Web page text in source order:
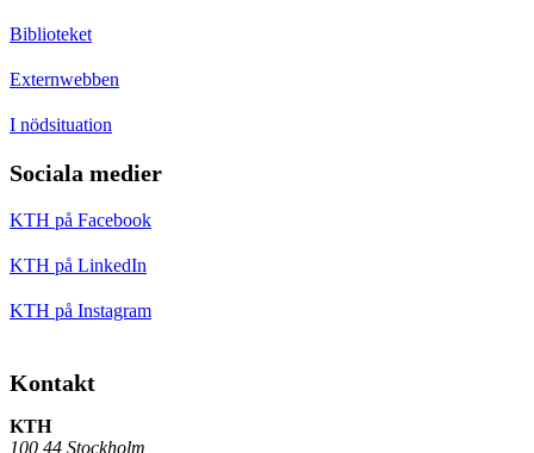
Biblioteket
Externwebben
I nödsituation
Sociala medier
KTH på Facebook
KTH på LinkedIn
KTH på Instagram
Kontakt
KTH
100 44 Stockholm